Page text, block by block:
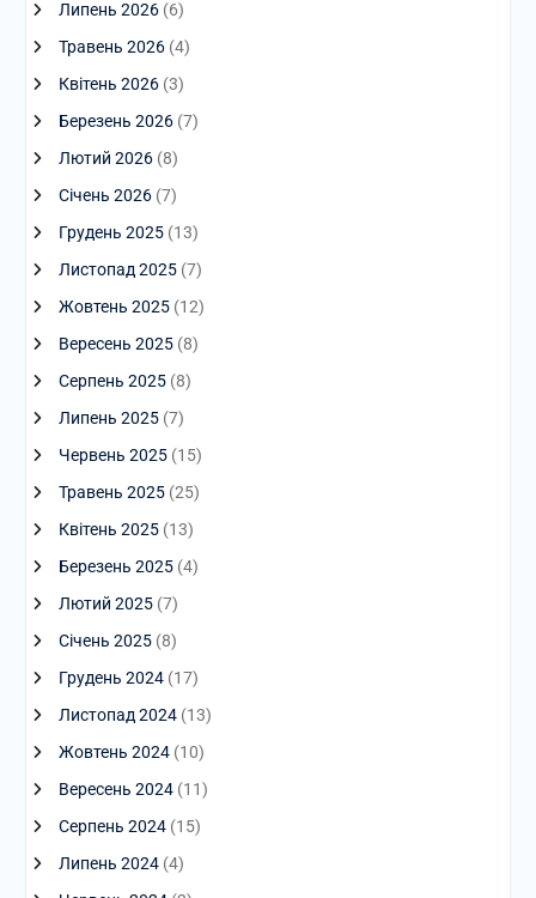
Липень 2026(6)
Травень 2026(4)
Квітень 2026(3)
Березень 2026(7)
Лютий 2026(8)
Січень 2026(7)
Грудень 2025(13)
Листопад 2025(7)
Жовтень 2025(12)
Вересень 2025(8)
Серпень 2025(8)
Липень 2025(7)
Червень 2025(15)
Травень 2025(25)
Квітень 2025(13)
Березень 2025(4)
Лютий 2025(7)
Січень 2025(8)
Грудень 2024(17)
Листопад 2024(13)
Жовтень 2024(10)
Вересень 2024(11)
Серпень 2024(15)
Липень 2024(4)